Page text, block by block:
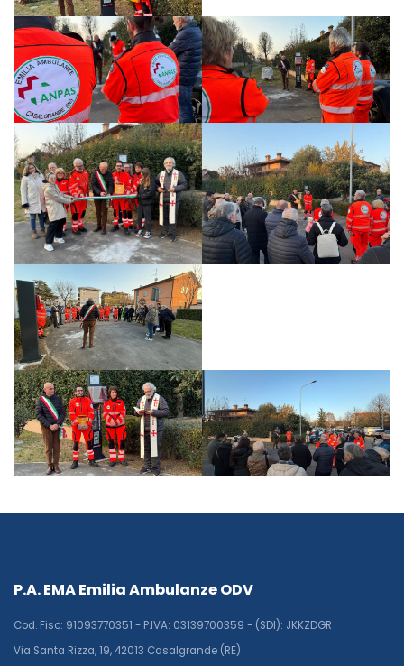
P.A. EMA Emilia Ambulanze ODV
Cod. Fisc: 91093770351 - P.IVA: 03139700359 - (SDI): JKKZDGR
Via Santa Rizza, 19, 42013 Casalgrande (RE)